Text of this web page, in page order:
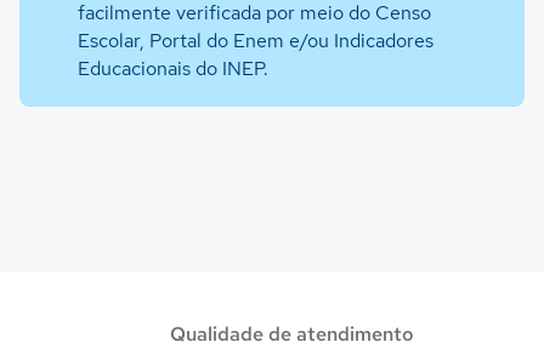
facilmente verificada por meio do Censo
Escolar, Portal do Enem e/ou Indicadores
Educacionais do INEP.
Qualidade de atendimento